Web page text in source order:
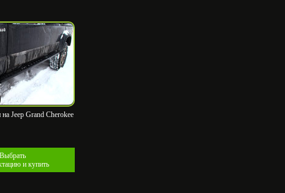
Jeep Grand Cherokee
Выбрать
и купить